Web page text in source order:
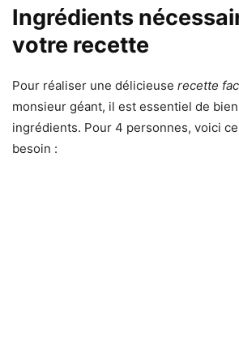
Ingrédients
votre recette
Pour réaliser une délicieuse recette
monsieur géant, il est essentiel de
ingrédients. Pour 4 personnes, voici
besoin :